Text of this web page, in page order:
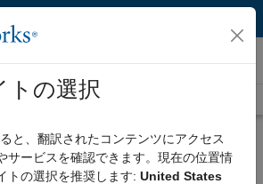
Play
トの選択
と、翻訳されたコンテンツにアクセス
サービスを確認できます。現在の位置情
トの選択を推奨します: United States